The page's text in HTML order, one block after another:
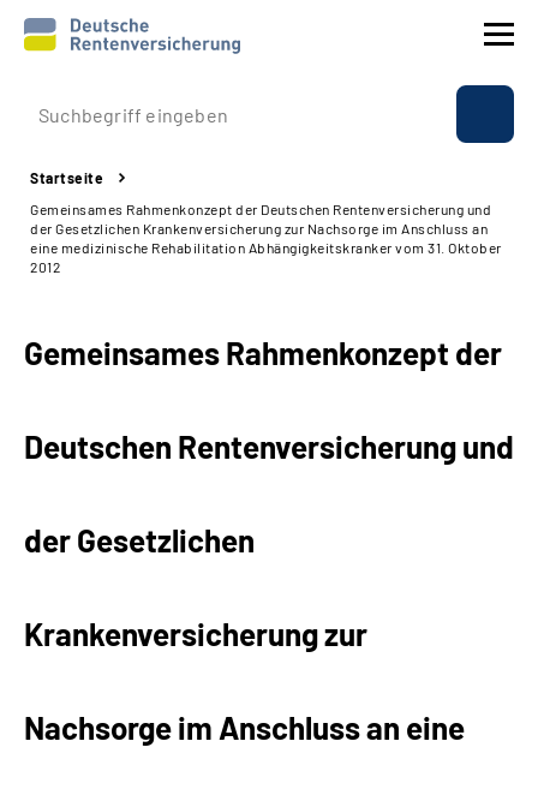
Prävention
Reha
Rente
Über uns & Presse
Online-Services
Inhalte in Gebärdensprache (DGS)
Startseite
Gemeinsames Rahmenkonzept der Deutschen Rentenversicherung und
der Gesetzlichen Krankenversicherung zur Nachsorge im Anschluss an
eine medizinische Rehabilitation Abhängigkeitskranker vom 31. Oktober
2012
Gemeinsames Rahmenkonzept der
Deutschen Rentenversicherung und
der Gesetzlichen
Krankenversicherung zur
Nachsorge im Anschluss an eine